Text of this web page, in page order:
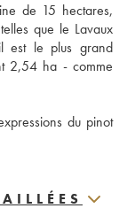
de 15 hectares,
que le Lavaux
est le plus grand
2,54 ha - comme
du pinot